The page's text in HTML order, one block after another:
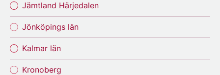
Jämtland Härjedalen
Jönköpings län
Kalmar län
Kronoberg